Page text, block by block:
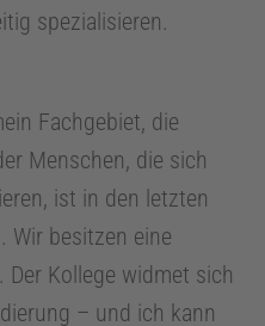
spezialisieren.
Fachgebiet, die
Menschen, die sich
ist in den letzten
Wir besitzen eine
Der Kollege widmet sich
– und ich kann